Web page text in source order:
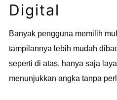
Digital
Banyak pengguna memilih
tampilannya lebih mudah
seperti di atas, hanya saja
menunjukkan angka tanpa